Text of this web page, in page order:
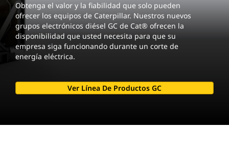
Obtenga el valor y la fiabilidad que solo pueden
ofrecer los equipos de Caterpillar. Nuestros nuevos
grupos electrónicos diésel GC de Cat® ofrecen la
disponibilidad que usted necesita para que su
empresa siga funcionando durante un corte de
energía eléctrica.
Ver Línea De Productos GC